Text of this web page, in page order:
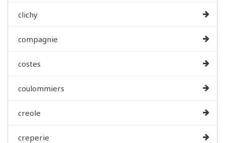
clichy
compagnie
costes
coulommiers
creole
creperie